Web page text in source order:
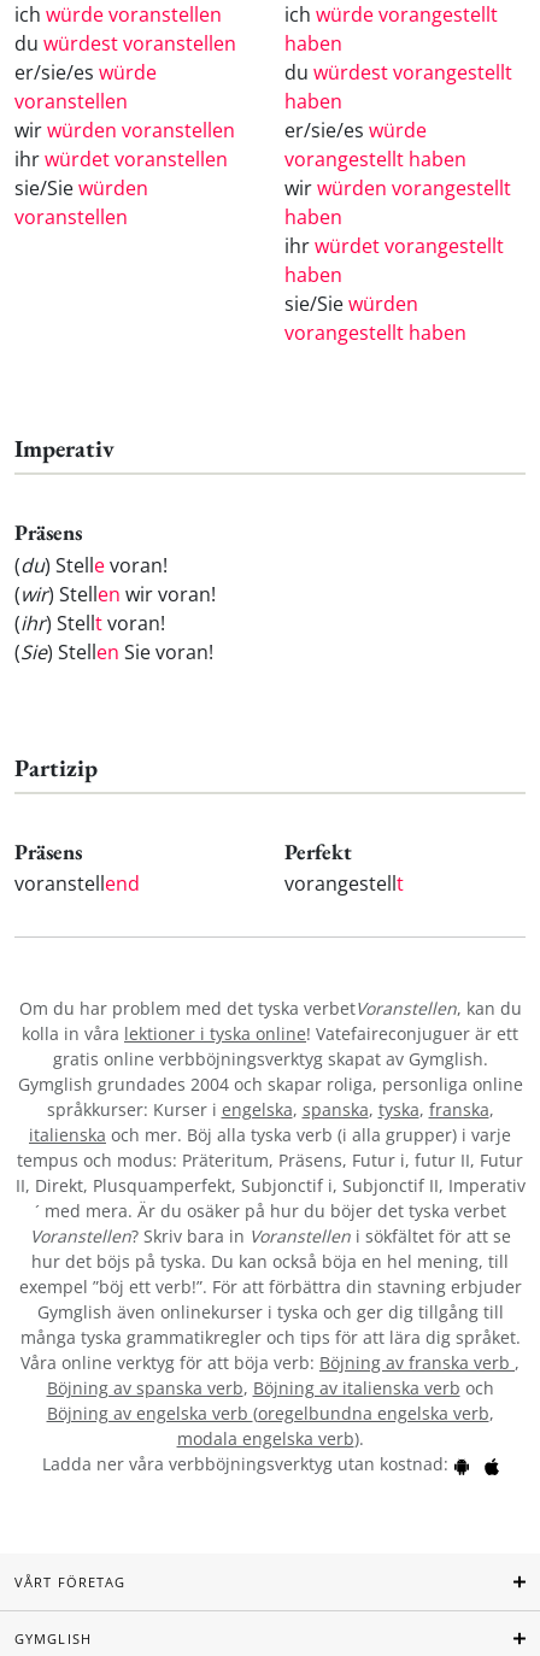
ich würde voranstellen
du würdest voranstellen
er/sie/es würde
voranstellen
wirwürden voranstellen
ihrwürdet voranstellen
sie/Siewürden
voranstellen
ich würde vorangestellt
haben
du würdest vorangestellt
haben
er/sie/es würde
vorangestellt haben
wirwürden vorangestellt
haben
ihrwürdet vorangestellt
haben
sie/Siewürden
vorangestellt haben
Imperativ
Präsens
(du) Stellevoran!
(wir) Stellen wir voran!
(ihr) Stelltvoran!
(Sie) Stellen Sie voran!
Partizip
Präsens
voranstellend
Perfekt
vorangestellt
Om du har problem med det tyska verbetVoranstellen, kan du
kolla in våra lektioner i tyska online! Vatefaireconjuguer är ett
gratis online verbböjningsverktyg skapat av Gymglish.
Gymglish grundades 2004 och skapar roliga, personliga online
språkkurser: Kurser i engelska, spanska, tyska, franska,
italienska och mer. Böj alla tyska verb (i alla grupper) i varje
tempus och modus: Präteritum, Präsens, Futur i, futur II, Futur
II, Direkt, Plusquamperfekt, Subjonctif i, Subjonctif II, Imperativ
´ med mera. Är du osäker på hur du böjer det tyska verbet
Voranstellen? Skriv bara in Voranstelleni sökfältet för att se
hur det böjs på tyska. Du kan också böja en hel mening, till
exempel ”böj ett verb!”. För att förbättra din stavning erbjuder
Gymglish även onlinekurser i tyska och ger dig tillgång till
många tyska grammatikregler och tips för att lära dig språket.
Våra online verktyg för att böja verb: Böjning av franska verb ,
Böjning av spanska verb, Böjning av italienska verb och
Böjning av engelska verb (oregelbundna engelska verb,
modala engelska verb).
Ladda ner våra verbböjningsverktyg utan kostnad:
VÅRT FÖRETAG
GYMGLISH